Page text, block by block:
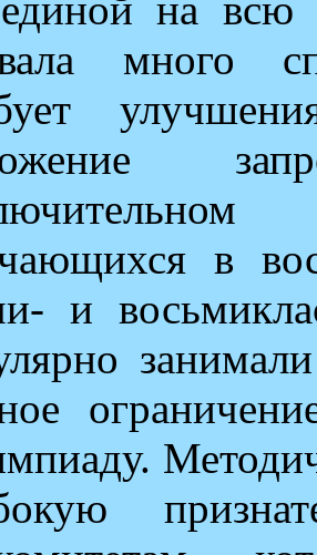
много
в
и